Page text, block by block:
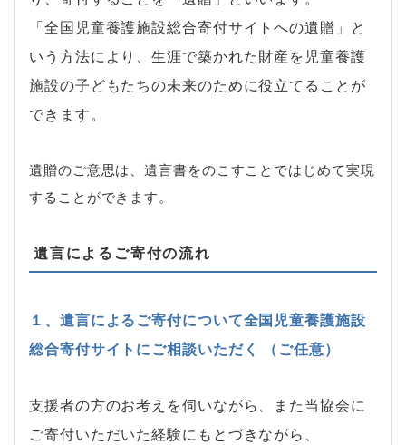
「全国児童養護施設総合寄付サイトへの遺贈」と
いう方法により、生涯で築かれた財産を児童養護
施設の子どもたちの未来のために役立てることが
できます。
遺贈のご意思は、遺言書をのこすことではじめて実現
することができます。
遺言によるご寄付の流れ
１、遺言によるご寄付について全国児童養護施設
総合寄付サイトにご相談いただく （ご任意）
支援者の方のお考えを伺いながら、また当協会に
ご寄付いただいた経験にもとづきながら、